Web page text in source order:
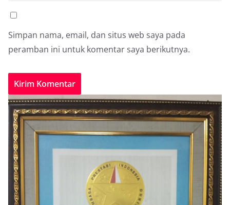
Simpan nama, email, dan situs web saya pada
peramban ini untuk komentar saya berikutnya.